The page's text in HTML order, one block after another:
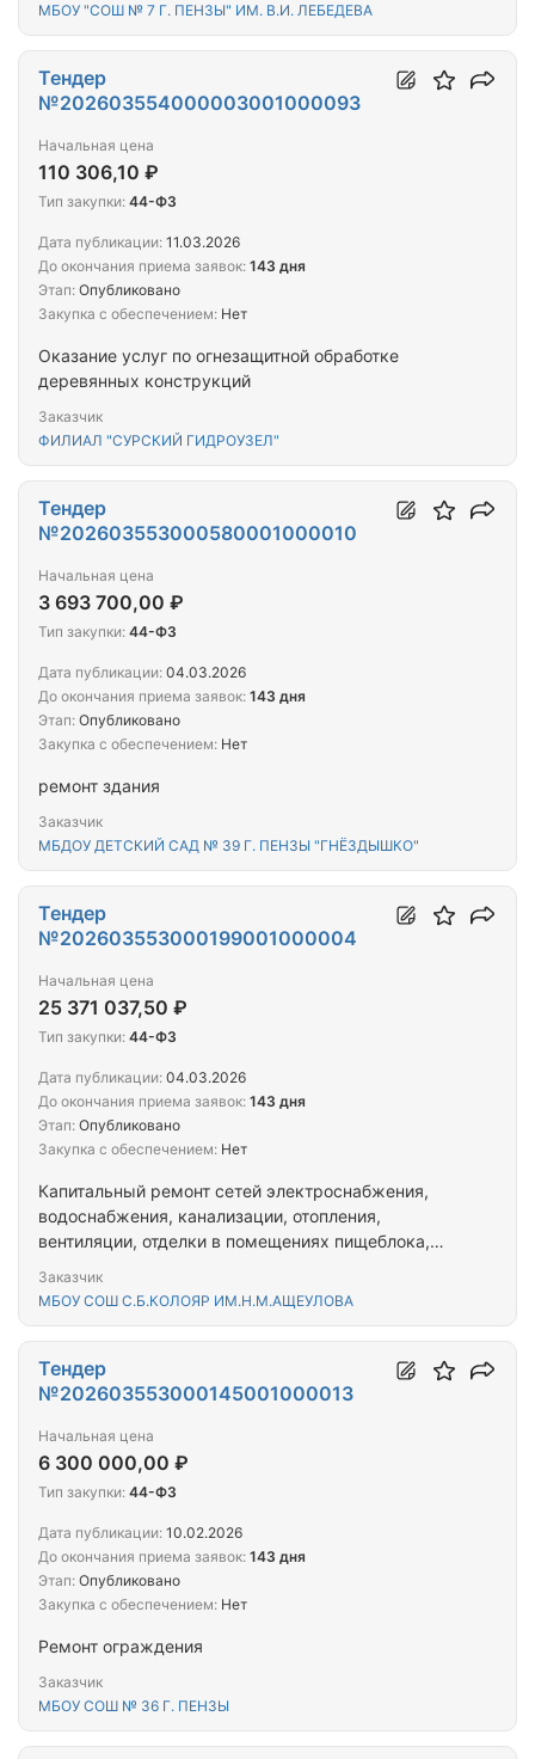
МБОУ "СОШ № 7 Г. ПЕНЗЫ" ИМ. В.И. ЛЕБЕДЕВА
Оказание услуг по огнезащитной обработке
деревянных конструкций
Заказчик
ФИЛИАЛ "СУРСКИЙ ГИДРОУЗЕЛ"
Тендер
№202603554000003001000093
Начальная цена
110 306,10 ₽
Тип закупки: 44-ФЗ
Дата публикации: 11.03.2026
До окончания приема заявок: 143 дня
Этап: Опубликовано
Закупка с обеспечением: Нет
ремонт здания
Заказчик
МБДОУ ДЕТСКИЙ САД № 39 Г. ПЕНЗЫ "ГНЁЗДЫШКО"
Тендер
№202603553000580001000010
Начальная цена
3 693 700,00 ₽
Тип закупки: 44-ФЗ
Дата публикации: 04.03.2026
До окончания приема заявок: 143 дня
Этап: Опубликовано
Закупка с обеспечением: Нет
Капитальный ремонт сетей электроснабжения,
водоснабжения, канализации, отопления,
вентиляции, отделки в помещениях пищеблока,
дверей и замена окон в здании МБОУ СОШ
адресу 442643 Пензенская область Наровчатский
район с.Б.Колояр, ул.Советская,д.44
Заказчик
МБОУ СОШ С.Б.КОЛОЯР ИМ.Н.М.АЩЕУЛОВА
Тендер
№202603553000199001000004
Начальная цена
25 371 037,50 ₽
Тип закупки: 44-ФЗ
Дата публикации: 04.03.2026
До окончания приема заявок: 143 дня
Этап: Опубликовано
Закупка с обеспечением: Нет
Ремонт ограждения
Заказчик
МБОУ СОШ № 36 Г. ПЕНЗЫ
Тендер
№202603553000145001000013
Начальная цена
6 300 000,00 ₽
Тип закупки: 44-ФЗ
Дата публикации: 10.02.2026
До окончания приема заявок: 143 дня
Этап: Опубликовано
Закупка с обеспечением: Нет